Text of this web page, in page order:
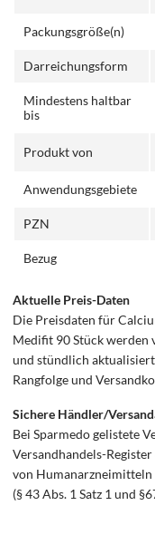
Packungsgröße(n)
Darreichungsform
Mindestens haltbar
bis
Produkt von
Anwendungsgebiete
PZN
Bezug
Aktuelle Preis-Daten
Die Preisdaten für
Medifit 90 Stück werden
und stündlich
Rangfolge und
Sichere Händler/
Bei Sparmedo gelistete
Versandhandels-
von
(§ 43 Abs. 1 Satz 1 und